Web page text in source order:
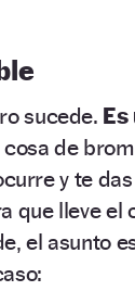
sucede. Es
cosa de
y te
que lleve el
el asunto